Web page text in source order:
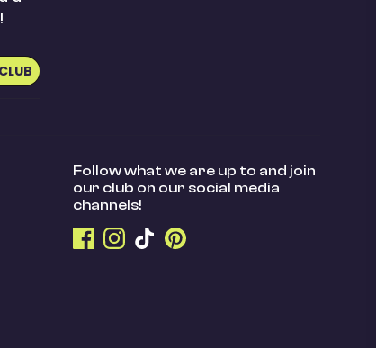
Follow what we are up to and join
our club on our social media
channels!